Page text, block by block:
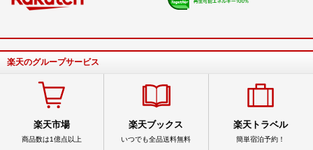
楽天のグループサービス
楽天市場
商品数は1億点以上
楽天ブックス
いつでも全品送料無料
楽天トラベル
簡単宿泊予約！